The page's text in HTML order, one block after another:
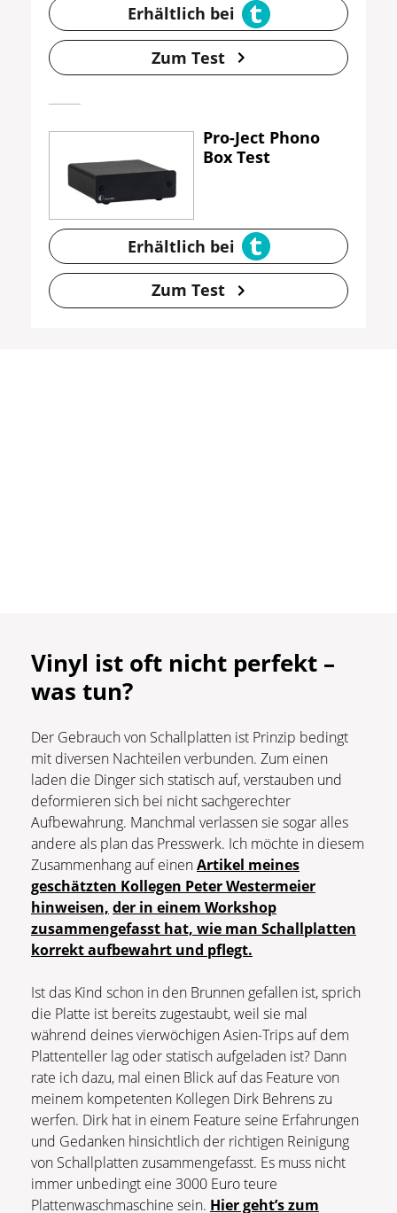
Erhältlich bei
Zum Test
Pro-Ject Phono
Box Test
Erhältlich bei
Zum Test
Vinyl ist oft nicht perfekt –
was tun?
Der Gebrauch von Schallplatten ist Prinzip bedingt
mit diversen Nachteilen verbunden. Zum einen
laden die Dinger sich statisch auf, verstauben und
deformieren sich bei nicht sachgerechter
Aufbewahrung. Manchmal verlassen sie sogar alles
andere als plan das Presswerk. Ich möchte in diesem
Zusammenhang auf einenArtikel meines
geschätzten Kollegen Peter Westermeier
hinweisen, der in einem Workshop
zusammengefasst hat, wie man Schallplatten
korrekt aufbewahrt und pflegt.
Ist das Kind schon in den Brunnen gefallen ist, sprich
die Platte ist bereits zugestaubt, weil sie mal
während deines vierwöchigen Asien-Trips auf dem
Plattenteller lag oder statisch aufgeladen ist? Dann
rate ich dazu, mal einen Blick auf das Feature von
meinem kompetenten Kollegen Dirk Behrens zu
werfen. Dirk hat in einem Feature seine Erfahrungen
und Gedanken hinsichtlich der richtigen Reinigung
von Schallplatten zusammengefasst. Es muss nicht
immer unbedingt eine 3000 Euro teure
Plattenwaschmaschine sein. Hier geht’s zum